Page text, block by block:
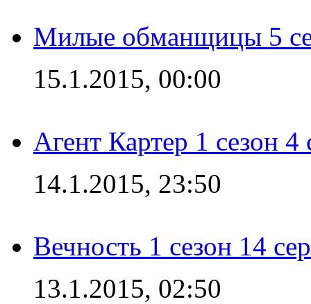
Милые обманщицы 5
15.1.2015, 00:00
Агент Картер 1 сезон 4
14.1.2015, 23:50
Вечность 1 сезон 14
13.1.2015, 02:50